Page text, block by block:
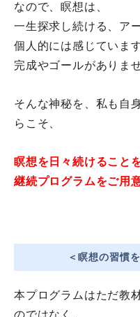
なので、瞑想は、
一生探求し続ける、ア
個人的には感じています
完成やゴールがありませ
そんな神秘を、私も自
らこそ、
瞑想を日々続けること
継続プログラムをご用
＜瞑想の習慣
本プログラムはただ教